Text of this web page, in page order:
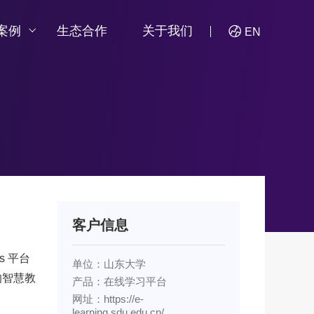
例 生态合作 关于我们 EN
平台
慧教
客户信息
单位：山东大学
产品：在线学习平台
网址： https://e-